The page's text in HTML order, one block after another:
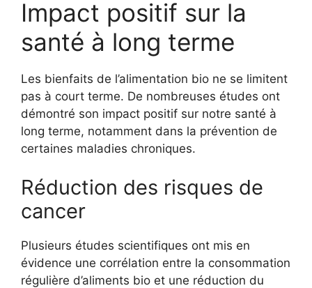
Impact positif sur la
santé à long terme
Les bienfaits de l’alimentation bio ne se limitent
pas à court terme. De nombreuses études ont
démontré son impact positif sur notre santé à
long terme, notamment dans la prévention de
certaines maladies chroniques.
Réduction des risques de
cancer
Plusieurs études scientifiques ont mis en
évidence une corrélation entre la consommation
régulière d’aliments bio et une réduction du